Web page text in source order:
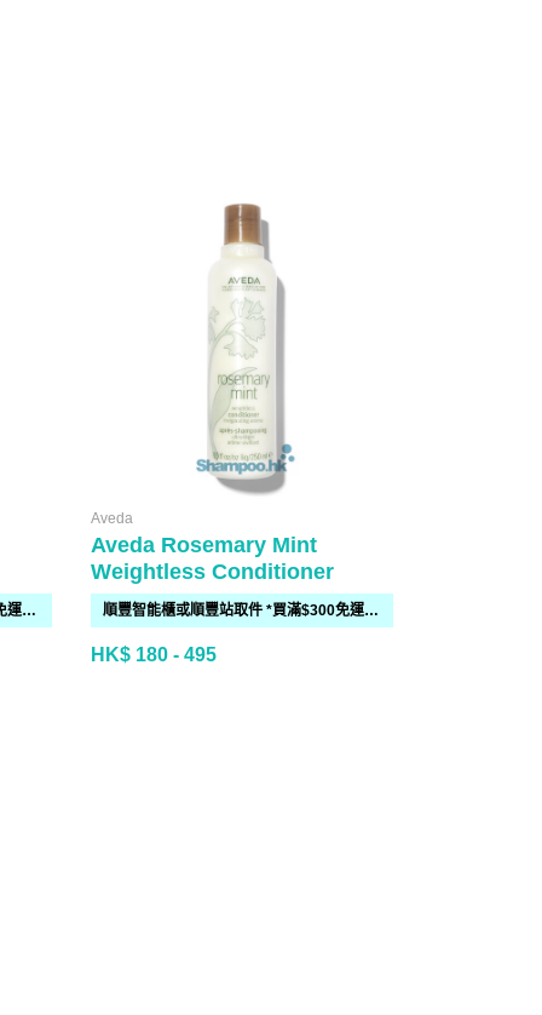
順豐智能櫃或順豐站取件 *買滿$300免運費*
Aveda
Aveda Rosemary Mint
Weightless Conditioner
順豐智能櫃或順豐站取件 *買滿$300免運費*
HK$ 180 - 495